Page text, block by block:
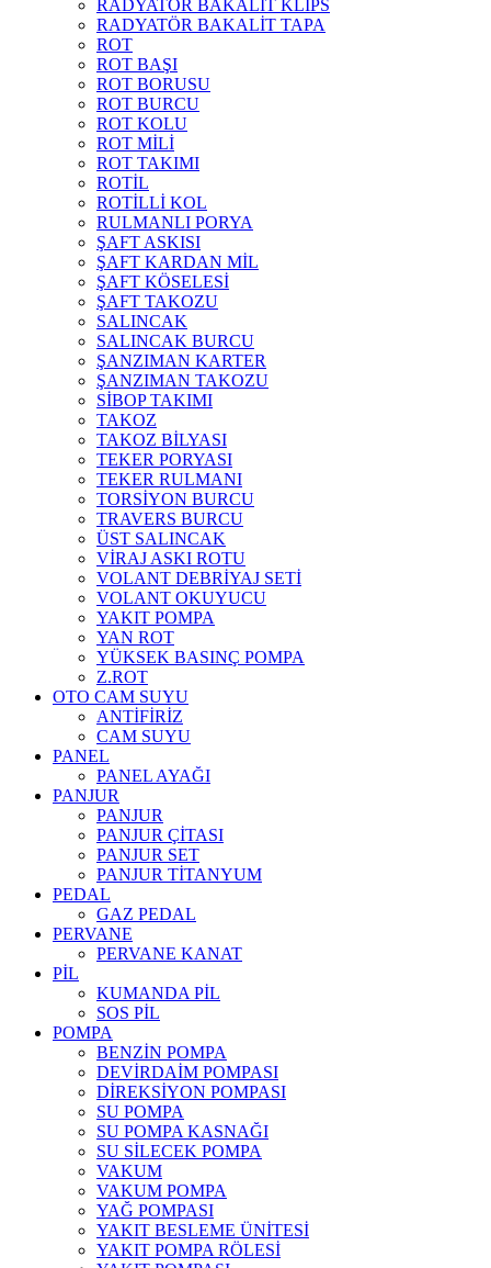
RADYATÖR BAKALİT KLİPS
RADYATÖR BAKALİT TAPA
ROT
ROT BAŞI
ROT BORUSU
ROT BURCU
ROT KOLU
ROT MİLİ
ROT TAKIMI
ROTİL
ROTİLLİ KOL
RULMANLI PORYA
ŞAFT ASKISI
ŞAFT KARDAN MİL
ŞAFT KÖSELESİ
ŞAFT TAKOZU
SALINCAK
SALINCAK BURCU
ŞANZIMAN KARTER
ŞANZIMAN TAKOZU
SİBOP TAKIMI
TAKOZ
TAKOZ BİLYASI
TEKER PORYASI
TEKER RULMANI
TORSİYON BURCU
TRAVERS BURCU
ÜST SALINCAK
VİRAJ ASKI ROTU
VOLANT DEBRİYAJ SETİ
VOLANT OKUYUCU
YAKIT POMPA
YAN ROT
YÜKSEK BASINÇ POMPA
Z.ROT
OTO CAM SUYU
ANTİFİRİZ
CAM SUYU
PANEL
PANEL AYAĞI
PANJUR
PANJUR
PANJUR ÇİTASI
PANJUR SET
PANJUR TİTANYUM
PEDAL
GAZ PEDAL
PERVANE
PERVANE KANAT
PİL
KUMANDA PİL
SOS PİL
POMPA
BENZİN POMPA
DEVİRDAİM POMPASI
DİREKSİYON POMPASI
SU POMPA
SU POMPA KASNAĞI
SU SİLECEK POMPA
VAKUM
VAKUM POMPA
YAĞ POMPASI
YAKIT BESLEME ÜNİTESİ
YAKIT POMPA RÖLESİ